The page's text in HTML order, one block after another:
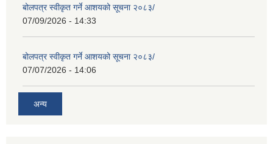
बोलपत्र स्वीकृत गर्ने आशयको सूचना २०८३/
07/09/2026 - 14:33
बोलपत्र स्वीकृत गर्ने आशयको सूचना २०८३/
07/07/2026 - 14:06
अन्य